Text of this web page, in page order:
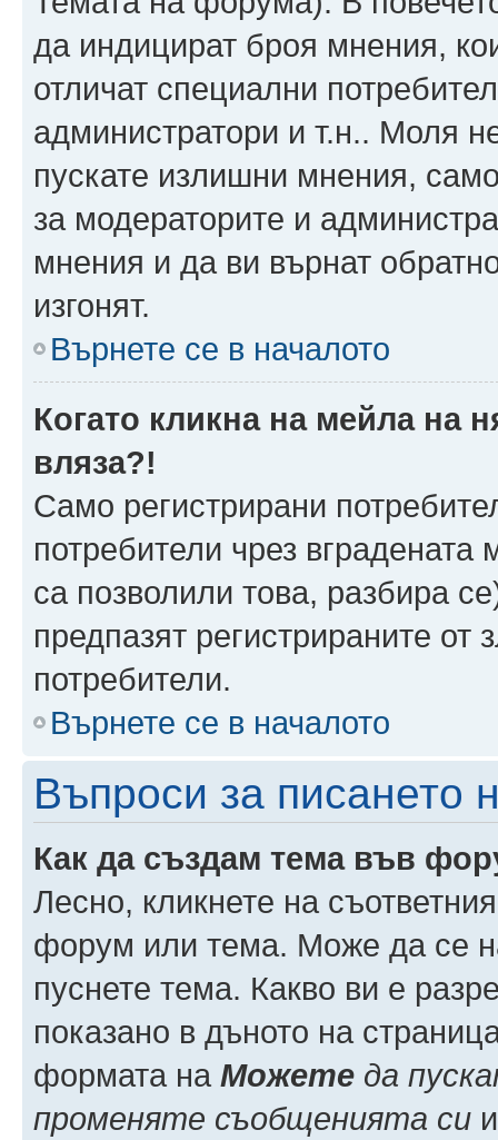
да индицират броя мнения,
отличат специални
администратори и т.н.. Моля
пускате излишни мнения,
за модераторите и
мнения и да ви върнат
изгонят.
Върнете се в началото
Когато кликна на мейла на
вляза?!
Само регистрирани
потребители чрез
са позволили това, разбира
предпазят регистрираните от
потребители.
Върнете се в началото
Въпроси за писането
Как да създам тема във
Лесно, кликнете на
форум или тема. Може да се
пуснете тема. Какво ви е
показано в дъното на
формата на Можете да
променяте съобщенията си